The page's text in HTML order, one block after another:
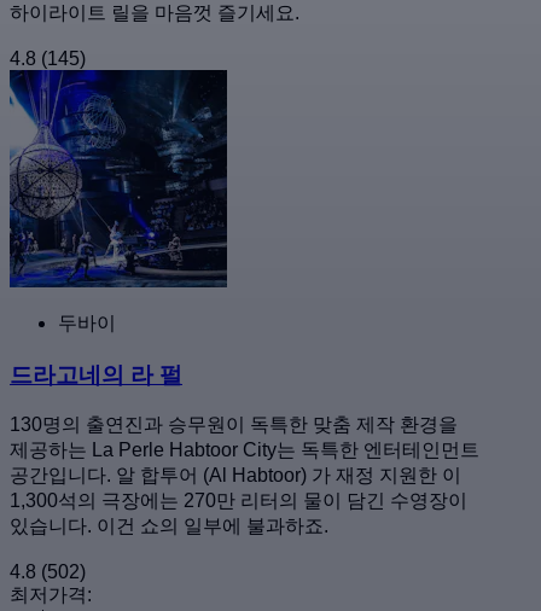
하이라이트 릴을 마음껏 즐기세요.
4.8 (145)
두바이
드라고네의 라 펄
130명의 출연진과 승무원이 독특한 맞춤 제작 환경을
제공하는 La Perle Habtoor City는 독특한 엔터테인먼트
공간입니다. 알 합투어 (Al Habtoor) 가 재정 지원한 이
1,300석의 극장에는 270만 리터의 물이 담긴 수영장이
있습니다. 이건 쇼의 일부에 불과하죠.
4.8 (502)
최저가격: